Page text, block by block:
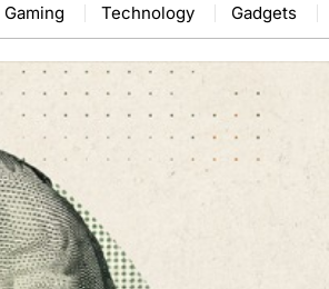
Gaming Technology Gadgets